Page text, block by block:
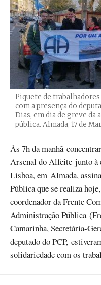
Piquete de
com a presença do
Dias, em dia de greve da
pública. Almada, 17 de
Às 7h da manhã
Arsenal do Alfeite junto à
Lisboa, em Almada,
Pública que se realiza
coordenador da Frente
Administração Pública
Camarinha, Secretária-
deputado do PCP,
solidariedade com os